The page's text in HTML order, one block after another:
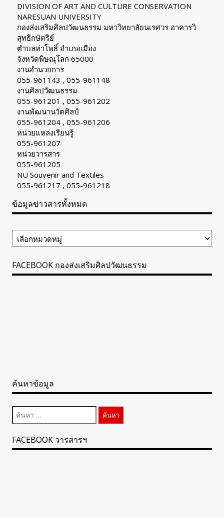
DIVISION OF ART AND CULTURE CONSERVATION
NARESUAN UNIVERSITY
กองส่งเสริมศิลปวัฒนธรรม มหาวิทยาลัยนเรศวร อาคารวิ
สุทธิกษัตริย์
ตำบลท่าโพธิ์ อำเภอเมือง
จังหวัดพิษณุโลก 65000
งานอำนวยการ
055-961143 , 055-961148
งานศิลปวัฒนธรรม
055-961201 , 055-961202
งานพัฒนานวัตศิลป์
055-961204 , 055-961206
หน่วยแหล่งเรียนรู้
055-961207
หน่วยวารสาร
055-961205
NU Souvenir and Textiles
055-961217 , 055-961218
ข้อมูลข่าวสารทั้งหมด
ข้อมูล
ข่าวสาร
ทั้งหมด
FACEBOOK กองส่งเสริมศิลปวัฒนธรรม
ค้นหาข้อมูล
ค้นหา
สำหรับ:
FACEBOOK วารสารฯ